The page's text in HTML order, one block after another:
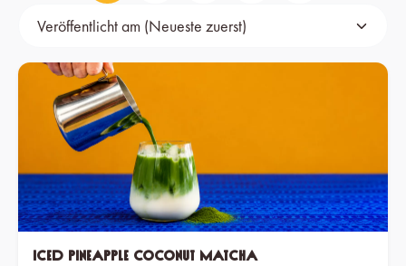
Iced Pineapple Coconut Matcha